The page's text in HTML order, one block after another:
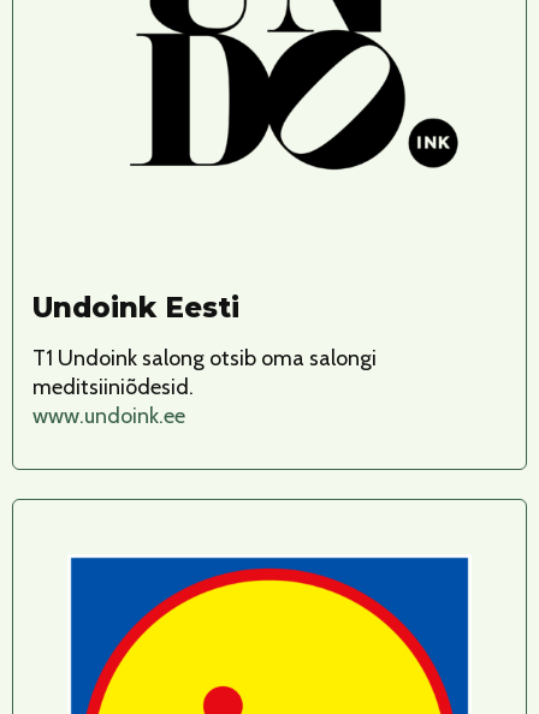
Undoink Eesti
T1 Undoink salong otsib oma salongi
meditsiiniõdesid.
www.undoink.ee